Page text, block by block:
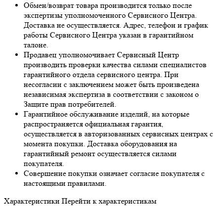
Обмен/возврат товара производится только после
экспертизы уполномоченного Сервисного Центра.
Доставка не осуществляется. Адрес, телефон и график
работы Сервисного Центра указан в гарантийном
талоне.
Продавец уполномочивает Сервисный Центр
производить проверки качества силами специалистов
гарантийного отдела сервисного центра. При
несогласии с заключением может быть произведена
независимая экспертиза в соответствии с законом о
Защите прав потребителей.
Гарантийное обслуживание изделий, на которые
распространяется официальная гарантия,
осуществляется в авторизованных сервисных центрах с
момента покупки. Доставка оборудования на
гарантийный ремонт осуществляется силами
покупателя.
Совершение покупки означает согласие покупателя с
настоящими правилами.
Характеристики Перейти к характеристикам